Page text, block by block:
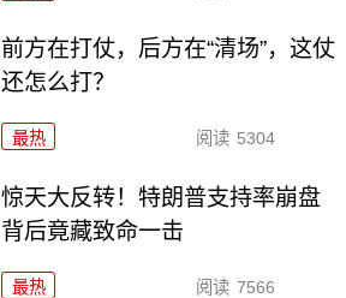
前方在打仗，后方在“清场”，这仗
还怎么打？
最热 阅读 5304
惊天大反转！特朗普支持率崩盘
背后竟藏致命一击
最热 阅读 7566